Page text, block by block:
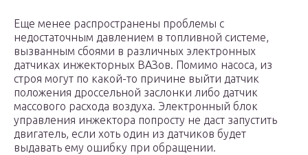
Еще менее распространены проблемы с
недостаточным давлением в топливной системе,
вызванным сбоями в различных электронных
датчиках инжекторных ВАЗов. Помимо насоса, из
строя могут по какой-то причине выйти датчик
положения дроссельной заслонки либо датчик
массового расхода воздуха. Электронный блок
управления инжектора попросту не даст запустить
двигатель, если хоть один из датчиков будет
выдавать ему ошибку при обращении.